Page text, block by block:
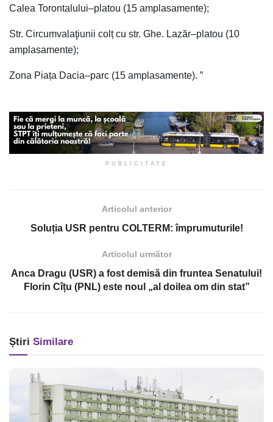
Calea Torontalului–platou (15 amplasamente);
Str. Circumvalaţiunii colț cu str. Ghe. Lazăr–platou (10
amplasamente);
Zona Piața Dacia–parc (15 amplasamente). ”
PUBLICITATE
Articolul anterior
Soluția USR pentru COLTERM: împrumuturile!
Articolul următor
Anca Dragu (USR) a fost demisă din fruntea Senatului!
Florin Cîțu (PNL) este noul „al doilea om din stat”
Știri Similare